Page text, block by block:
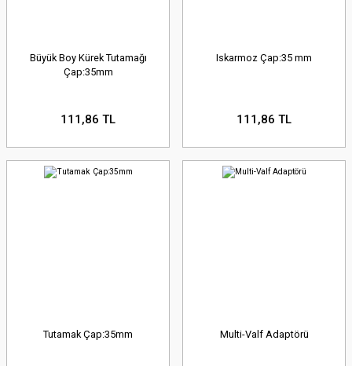
Büyük Boy Kürek Tutamağı
Çap:35mm
111,86 TL
Iskarmoz Çap:35 mm
111,86 TL
Tutamak Çap:35mm Multi-Valf Adaptörü